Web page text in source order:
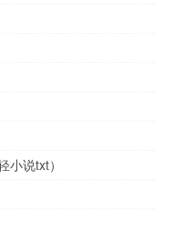
说txt）